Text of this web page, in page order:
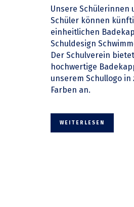
Unsere Schülerinnen
Schüler können
einheitlichen
Schuldesign
Der Schulverein bietet
hochwertige
unserem Schullogo in
Farben an.
WEITERLESEN